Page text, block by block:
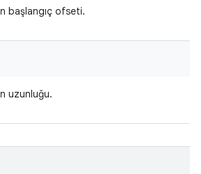
başlangıç ofseti.
uzunluğu.